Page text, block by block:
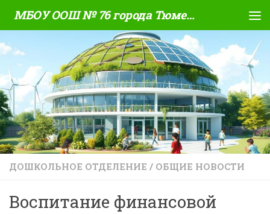
Skip to content МБОУ ООШ № 76 города Тюмени
ДОШКОЛЬНОЕ ОТДЕЛЕНИЕ / ОБЩИЕ НОВОСТИ
Воспитание финансовой